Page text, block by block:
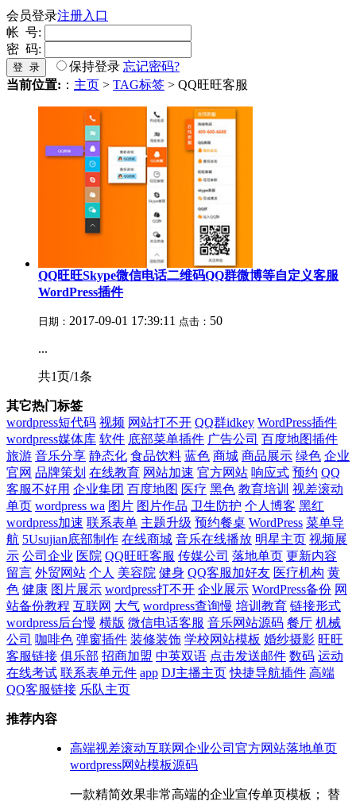
会员登录注册入口
帐 号:
密 码:
登 录 保持登录 忘记密码?
当前位置: ： 主页 > TAG标签 > QQ旺旺客服
QQ旺旺Skype微信电话二维码QQ群微博等自定义客服
WordPress插件
日期： 2017-09-01 17:39:11 点击： 50
...
共1页/1条
其它热门标签
wordpress短代码 视频 网站打不开 QQ群idkey WordPress插件
wordpress媒体库 软件 底部菜单插件 广告公司 百度地图插件
旅游 音乐分享 静态化 食品饮料 蓝色 商城 商品展示 绿色 企业
官网 品牌策划 在线教育 网站加速 官方网站 响应式 预约 QQ
客服不好用 企业集团 百度地图 医疗 黑色 教育培训 视差滚动
单页 wordpress wa 图片 图片作品 卫生防护 个人博客 黑红
wordpress加速 联系表单 主题升级 预约餐桌 WordPress 菜单导
航 5Usujian底部制作 在线商城 音乐在线播放 明星主页 视频展
示 公司企业 医院 QQ旺旺客服 传媒公司 落地单页 更新内容
留言 外贸网站 个人 美容院 健身 QQ客服加好友 医疗机构 黄
色 健康 图片展示 wordpress打不开 企业展示 WordPress备份 网
站备份教程 互联网 大气 wordpress查询慢 培训教育 链接形式
wordpress后台慢 横版 微信电话客服 音乐网站源码 餐厅 机械
公司 咖啡色 弹窗插件 装修装饰 学校网站模板 婚纱摄影 旺旺
客服链接 俱乐部 招商加盟 中英双语 点击发送邮件 数码 运动
在线考试 联系表单元件 app DJ主播主页 快捷导航插件 高端
QQ客服链接 乐队主页
推荐内容
高端视差滚动互联网企业公司官方网站落地单页
wordpress网站模板源码
一款精简效果非常高端的企业宣传单页模板； 替